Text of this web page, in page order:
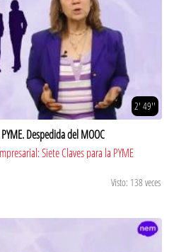
2' 49''
PYME. Despedida del MOOC
Siete Claves para la PYME
Visto: 138 veces